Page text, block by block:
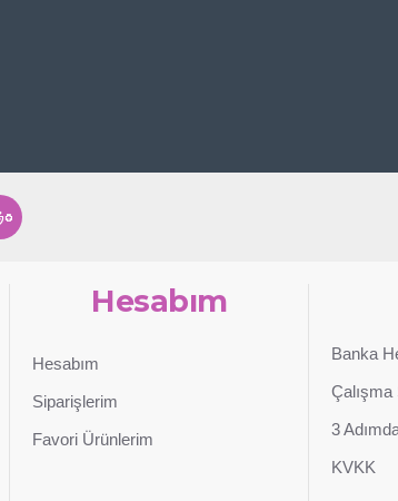
Hesabım
Hesabım
Siparişlerim
Favori Ürünlerim
Banka
Çalışma
3
KVKK